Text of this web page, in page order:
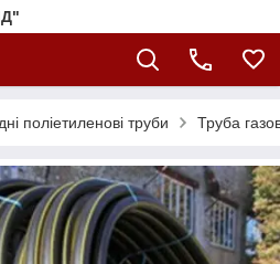
поліетиленові труби Труба